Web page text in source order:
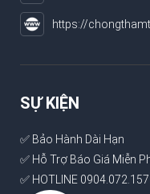
https://
SỰ KIỆN
✅ Bảo Hành Dài Hạn
✅ Hỗ Trợ Báo Giá Miễn
✅ HOTLINE 0904.072.157